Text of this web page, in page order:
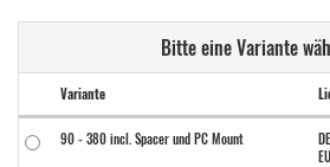
Bitte eine Variante
Variante
90 - 380 incl. Spacer und PC Mount